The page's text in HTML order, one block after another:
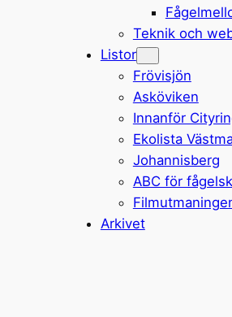
Teknik och
Listor
Frövisjön
Asköviken
Innanför
Ekolista
Johannisberg
ABC för
Arkivet